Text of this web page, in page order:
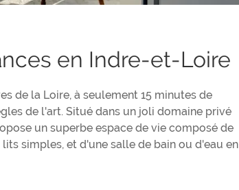
en Indre-et-Loire
de la Loire, à seulement 15 minutes de
de l'art. Situé dans un joli domaine privé
un superbe espace de vie composé de
simples, et d'une salle de bain ou d'eau en